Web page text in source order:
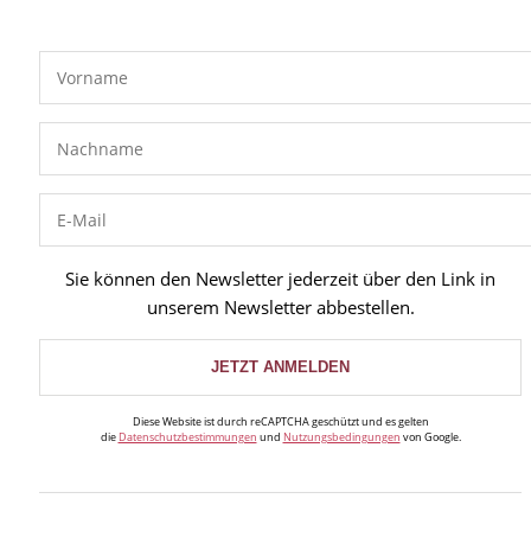
Sie können den Newsletter jederzeit über den Link in
unserem Newsletter abbestellen.
Diese Website ist durch reCAPTCHA geschützt und es gelten
die Datenschutzbestimmungen und Nutzungsbedingungen von Google.